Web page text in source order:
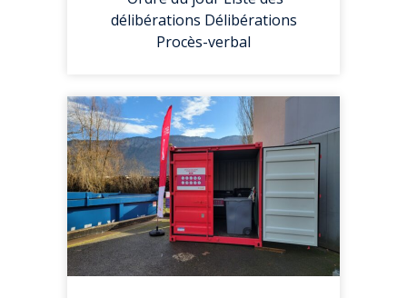
délibérations Délibérations
Procès-verbal